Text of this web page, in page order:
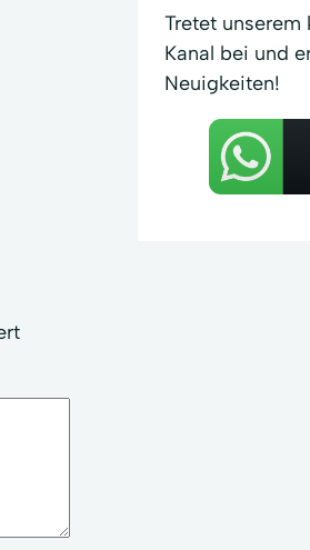
Tretet unserem
Kanal bei und
Neuigkeiten!